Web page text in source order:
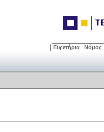
Ευρετήρια Νόμος